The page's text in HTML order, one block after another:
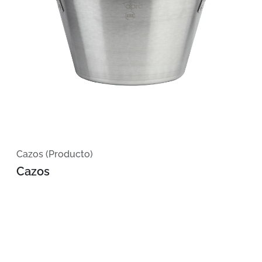
Cazos (Producto)
Cazos